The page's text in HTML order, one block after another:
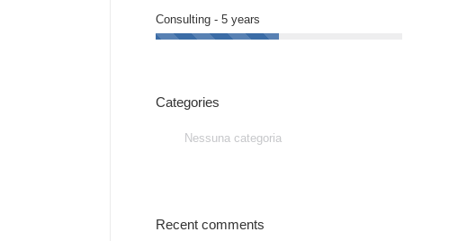
Consulting - 5 years
Categories
Nessuna categoria
Recent comments